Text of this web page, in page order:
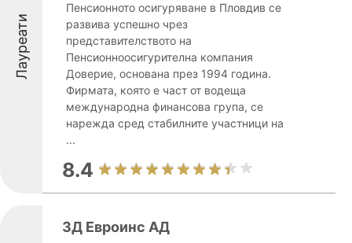
Лауреати
Пенсионното осигуряване в Пловдив се
развива успешно чрез
представителството на
Пенсионноосигурителна компания
Доверие, основана през 1994 година.
Фирмата, която е част от водеща
международна финансова група, се
нарежда сред стабилните участници на
...
8.4
ЗД Евроинс АД